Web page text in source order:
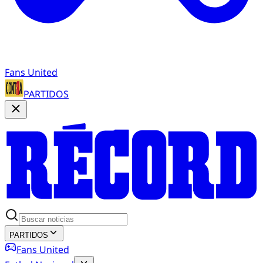
Fans United
PARTIDOS
PARTIDOS
Fans United